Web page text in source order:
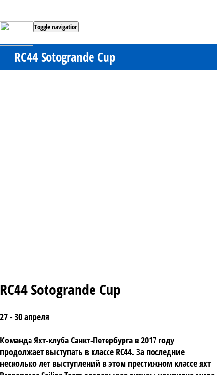
Toggle navigation
RC44 Sotogrande Cup
RC44 Sotogrande Cup
27 - 30 апреля
Команда Яхт-клуба Санкт-Петербурга в 2017 году
продолжает выступать в классе RC44. За последние
несколько лет выступлений в этом престижном классе яхт